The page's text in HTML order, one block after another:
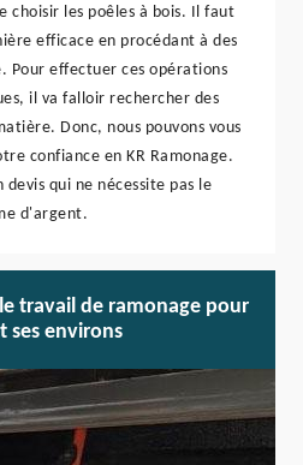
choisir les poêles à bois. Il faut
efficace en procédant à des
Pour effectuer ces opérations
il va falloir rechercher des
Donc, nous pouvons vous
confiance en KR Ramonage.
devis qui ne nécessite pas le
d'argent.
travail de ramonage pour
ses environs